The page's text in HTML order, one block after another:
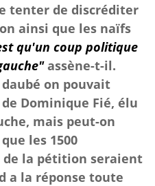
tenter de discréditer
ainsi que les naïfs
qu'un coup politique
assène-t-il.
on pouvait
Dominique Fié, élu
mais peut-on
les 1500
de la pétition seraient
a la réponse toute